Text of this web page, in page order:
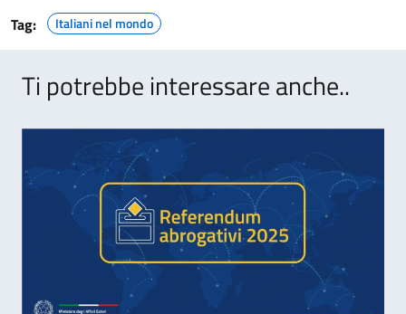
Tag: Italiani nel mondo
Ti potrebbe interessare anche..